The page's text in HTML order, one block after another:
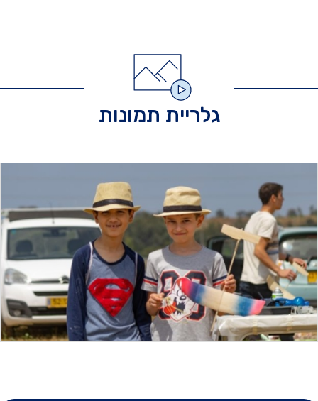
גלריית תמונות